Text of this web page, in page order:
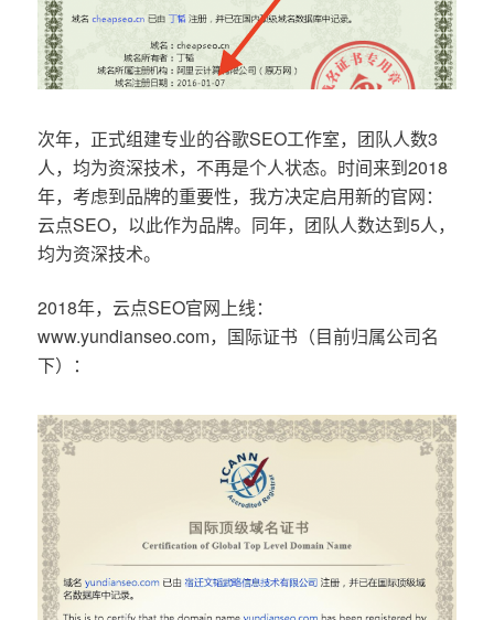
次年，正式组建专业的谷歌SEO工作室，团队人数3
人，均为资深技术，不再是个人状态。时间来到2018
年，考虑到品牌的重要性，我方决定启用新的官网：
云点SEO，以此作为品牌。同年，团队人数达到5人，
均为资深技术。
2018年，云点SEO官网上线：
www.yundianseo.com，国际证书（目前归属公司名
下）：